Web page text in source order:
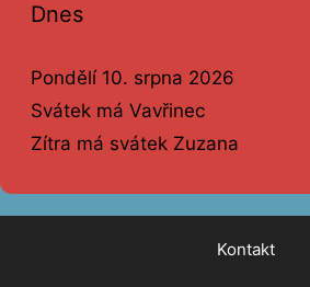
Dnes
Pondělí 10. srpna 2026
Svátek má Vavřinec
Zítra má svátek Zuzana
Kontakt